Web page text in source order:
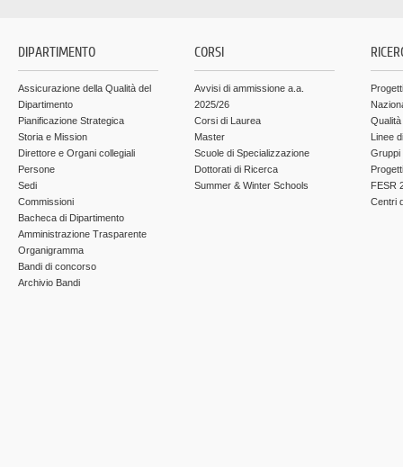
DIPARTIMENTO
Assicurazione della Qualità del
Dipartimento
Pianificazione Strategica
Storia e Mission
Direttore e Organi collegiali
Persone
Sedi
Commissioni
Bacheca di Dipartimento
Amministrazione Trasparente
Organigramma
Bandi di concorso
Archivio Bandi
CORSI
Avvisi di ammissione a.a.
2025/26
Corsi di Laurea
Master
Scuole di Specializzazione
Dottorati di Ricerca
Summer & Winter Schools
Linee
Gruppi
FESR
Centri